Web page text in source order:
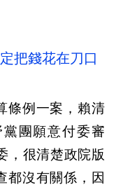
把錢花在刀口
條例一案，賴清
團願意付委審
，很清楚政院版
都沒有關係，因